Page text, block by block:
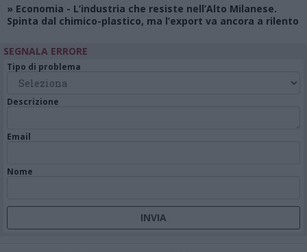
» Economia - L’industria che resiste nell’Alto Milanese.
Spinta dal chimico-plastico, ma l’export va ancora a rilento
SEGNALA ERRORE
Tipo di problema
Descrizione
Email
Nome